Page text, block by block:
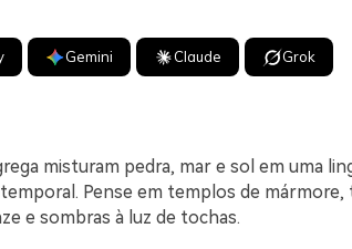
Gemini Claude Grok
misturam pedra, mar e sol em uma
Pense em templos de mármore,
e sombras à luz de tochas.